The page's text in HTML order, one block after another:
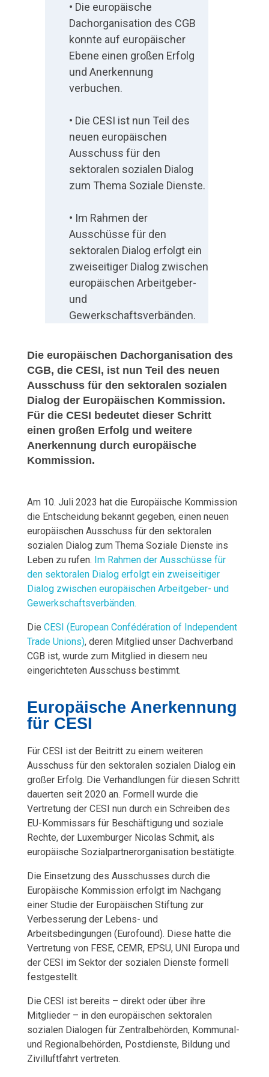
r
s
o
z
e
D
a
g
• Die europäische
Dachorganisation des CGB
konnte auf europäischer
Ebene einen großen Erfolg
und Anerkennung
verbuchen.
• Die CESI ist nun Teil des
neuen europäischen
Ausschuss für den
sektoralen sozialen Dialog
zum Thema Soziale Dienste.
• Im Rahmen der
Ausschüsse für den
sektoralen Dialog erfolgt ein
zweiseitiger Dialog zwischen
europäischen Arbeitgeber-
und
Gewerkschaftsverbänden.
Die europäischen Dachorganisation des
CGB, die CESI, ist nun Teil des neuen
Ausschuss für den sektoralen sozialen
Dialog der Europäischen Kommission.
Für die CESI bedeutet dieser Schritt
einen großen Erfolg und weitere
Anerkennung durch europäische
Kommission.
Am 10. Juli 2023 hat die Europäische Kommission
die Entscheidung bekannt gegeben, einen neuen
europäischen Ausschuss für den sektoralen
sozialen Dialog zum Thema Soziale Dienste ins
Leben zu rufen. Im Rahmen der Ausschüsse für
den sektoralen Dialog erfolgt ein zweiseitiger
Dialog zwischen europäischen Arbeitgeber- und
Gewerkschaftsverbänden.
Die CESI (European Confédération of Independent
Trade Unions), deren Mitglied unser Dachverband
CGB ist, wurde zum Mitglied in diesem neu
eingerichteten Ausschuss bestimmt.
Europäische Anerkennung
für CESI
Für CESI ist der Beitritt zu einem weiteren
Ausschuss für den sektoralen sozialen Dialog ein
großer Erfolg. Die Verhandlungen für diesen Schritt
dauerten seit 2020 an. Formell wurde die
Vertretung der CESI nun durch ein Schreiben des
EU-Kommissars für Beschäftigung und soziale
Rechte, der Luxemburger Nicolas Schmit, als
europäische Sozialpartnerorganisation bestätigte.
Die Einsetzung des Ausschusses durch die
Europäische Kommission erfolgt im Nachgang
einer Studie der Europäischen Stiftung zur
Verbesserung der Lebens- und
Arbeitsbedingungen (Eurofound). Diese hatte die
Vertretung von FESE, CEMR, EPSU, UNI Europa und
der CESI im Sektor der sozialen Dienste formell
festgestellt.
Die CESI ist bereits – direkt oder über ihre
Mitglieder – in den europäischen sektoralen
sozialen Dialogen für Zentralbehörden, Kommunal-
und Regionalbehörden, Postdienste, Bildung und
Zivilluftfahrt vertreten.